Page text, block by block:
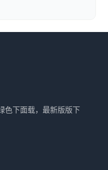
色下面载，最新版版下